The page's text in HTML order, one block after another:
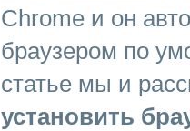
Chrome и он
браузером по
статье мы и
установить